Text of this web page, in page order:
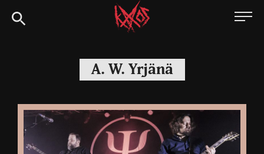
Siirry
suoraan
Kaaoszine
A. W. Yrjänä